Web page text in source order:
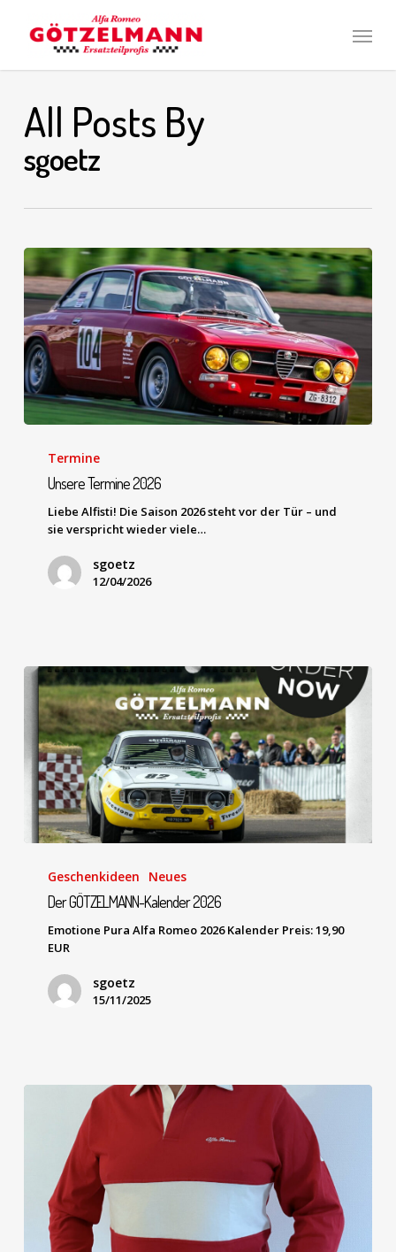
Menu
All Posts By
sgoetz
Termine
Unsere Termine 2026
Liebe Alfisti! Die Saison 2026 steht vor der Tür – und
sie verspricht wieder viele…
sgoetz
12/04/2026
Geschenkideen Neues
Der GÖTZELMANN-Kalender 2026
Emotione Pura Alfa Romeo 2026 Kalender Preis: 19,90
EUR
sgoetz
15/11/2025